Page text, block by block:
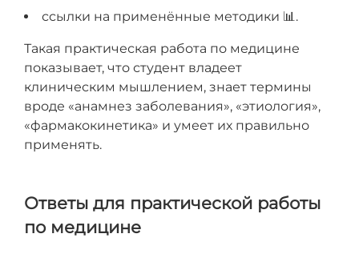
ссылки на применённые методики 📊.
Такая практическая работа по медицине
показывает, что студент владеет
клиническим мышлением, знает термины
вроде «анамнез заболевания», «этиология»,
«фармакокинетика» и умеет их правильно
применять.
Ответы для практической работы
по медицине